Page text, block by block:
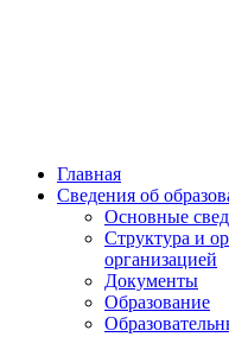
Главная
Сведения об
Основные
Структура и
организацией
Документы
Образование